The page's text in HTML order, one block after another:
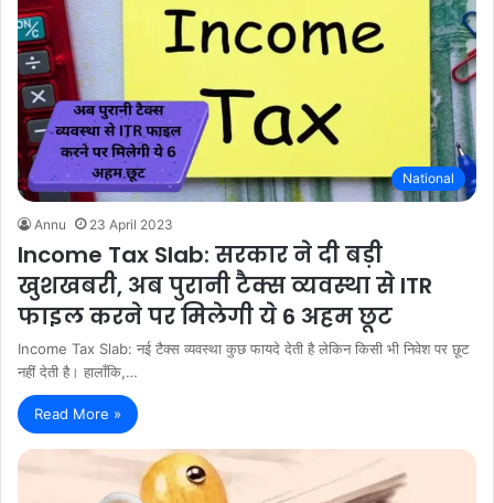
National
Annu 23 April 2023
Income Tax Slab: सरकार ने दी बड़ी
खुशखबरी, अब पुरानी टैक्स व्यवस्था से ITR
फाइल करने पर मिलेगी ये 6 अहम छूट
Income Tax Slab: नई टैक्स व्यवस्था कुछ फायदे देती है लेकिन किसी भी निवेश पर छूट
नहीं देती है। हालाँकि,…
Read More »